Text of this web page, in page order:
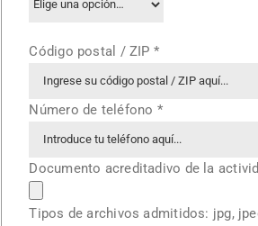
Código postal / ZIP *
Número de teléfono *
Documento acreditadivo de la
Tipos de archivos admitidos: jpg,